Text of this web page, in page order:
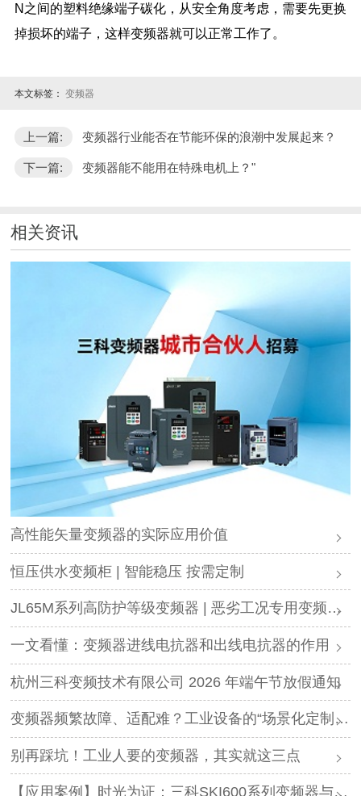
N之间的塑料绝缘端子碳化，从安全角度考虑，需要先更换
掉损坏的端子，这样变频器就可以正常工作了。
本文标签： 变频器
上一篇: 变频器行业能否在节能环保的浪潮中发展起来？
下一篇: 变频器能不能用在特殊电机上？"
相关资讯
高性能矢量变频器的实际应用价值
恒压供水变频柜 | 智能稳压 按需定制
JL65M系列高防护等级变频器 | 恶劣工况专用变频解决方案
一文看懂：变频器进线电抗器和出线电抗器的作用
杭州三科变频技术有限公司 2026 年端午节放假通知
变频器频繁故障、适配难？工业设备的“场景化定制”，才是破局关键
别再踩坑！工业人要的变频器，其实就这三点
【应用案例】时光为证：三科SKI600系列变频器与调直机的“长情陪伴”！